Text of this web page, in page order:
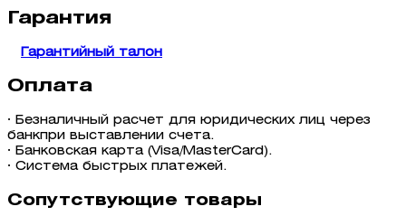
Гарантия
Гарантийный талон
Оплата
· Безналичный расчет для юридических лиц через
банкпри выставлении счета.
· Банковская карта (Visa/MasterCard).
· Система быстрых платежей.
Сопутствующие товары